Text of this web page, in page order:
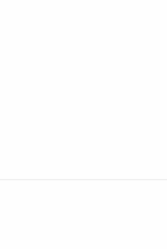
финансовым